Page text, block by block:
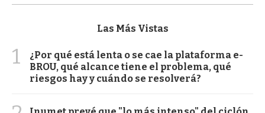
Las Más Vistas
1
¿Por qué está lenta o se cae la plataforma e-
BROU, qué alcance tiene el problema, qué
riesgos hay y cuándo se resolverá?